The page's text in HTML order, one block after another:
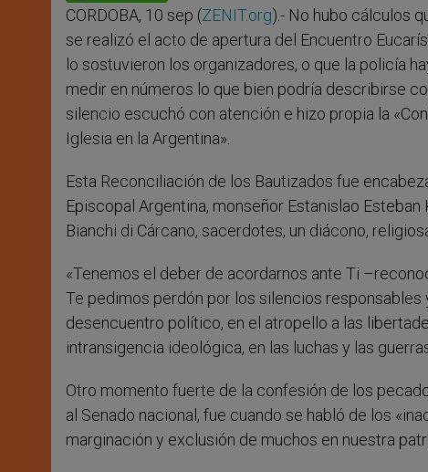
r
CORDOBA, 10 sep (ZENIT.org).- No hubo cálculos
se realizó el acto de apertura del Encuentro
lo sostuvieron los organizadores, o que la policía
medir en números lo que bien podría describirse
silencio escuchó con atención e hizo propia la
Iglesia en la Argentina».
Esta Reconciliación de los Bautizados fue
Episcopal Argentina, monseñor Estanislao
Bianchi di Cárcano, sacerdotes, un diácono,
«Tenemos el deber de acordarnos ante Ti
Te pedimos perdón por los silencios
desencuentro político, en el atropello a las
intransigencia ideológica, en las luchas y las
Otro momento fuerte de la confesión de los
al Senado nacional, fue cuando se habló de los
marginación y exclusión de muchos en nuestra